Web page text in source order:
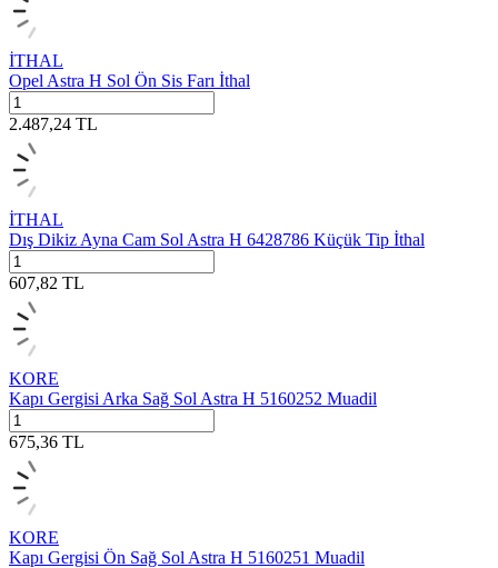
İTHAL
Opel Astra H Sol Ön Sis Farı İthal
2.487,24 TL
İTHAL
Dış Dikiz Ayna Cam Sol Astra H 6428786 Küçük Tip İthal
607,82 TL
KORE
Kapı Gergisi Arka Sağ Sol Astra H 5160252 Muadil
675,36 TL
KORE
Kapı Gergisi Ön Sağ Sol Astra H 5160251 Muadil